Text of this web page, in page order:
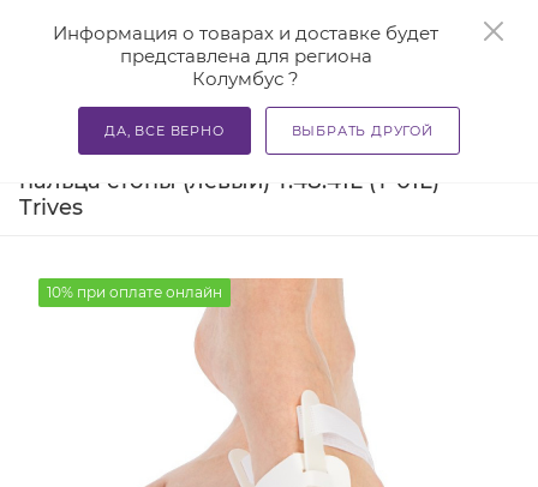
Информация о товарах и доставке будет
представлена для региона
Колумбус ?
ДА, ВСЕ ВЕРНО ВЫБРАТЬ ДРУГОЙ
Главная — Каталог — Бандажи и корсеты — Ортезы и
Бандаж отводящий для большого
пальца стопы (левый) Т.48.41L (Т-01L)
Trives
10% при оплате онлайн